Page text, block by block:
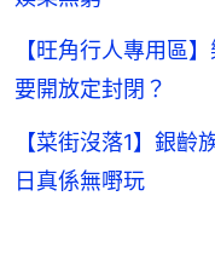
【旺角行人專用
要開放定封閉？
【菜街沒落1】銀
日真係無嘢玩